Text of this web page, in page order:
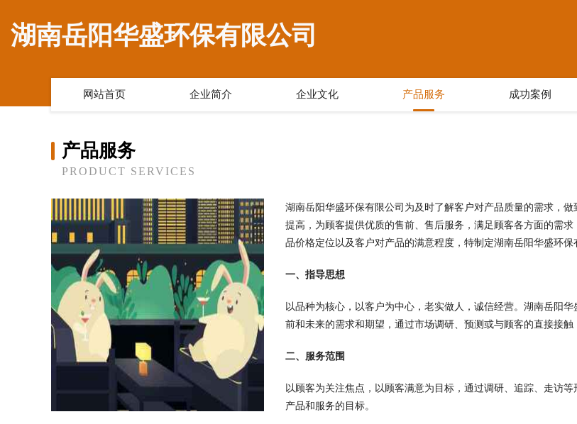
湖南岳阳华盛环保有限公司
网站首页 企业简介 企业文化 产品服务 成功案例
产品服务
PRODUCT SERVICES
湖南岳阳华盛环保有限公司为及时了解客户对产品质量的需求，
提高，为顾客提供优质的售前、售后服务，满足顾客各方面的需
品价格定位以及客户对产品的满意程度，特制定湖南岳阳华盛环保
一、指导思想
以品种为核心，以客户为中心，老实做人，诚信经营。湖南岳阳
前和未来的需求和期望，通过市场调研、预测或与顾客的直接接
二、服务范围
以顾客为关注焦点，以顾客满意为目标，通过调研、追踪、走访
产品和服务的目标。